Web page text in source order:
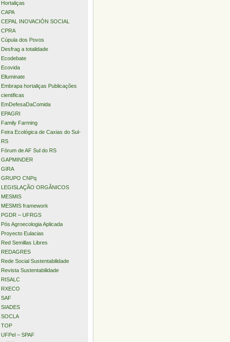
Hortaliças
CAPA
CEPAL INOVACIÓN SOCIAL
CPRA
Cúpula dos Povos
Desfrag a totalidade
Ecodebate
Ecovida
Elluminate
Embrapa hortaliças Publicações
cientificas
EmDefesaDaComida
EPAGRI
Family Farming
Feira Ecológica de Caxias do Sul-
RS
Fórum de AF Sul do RS
GAPMINDER
GIRA
GRUPO CNPq
LEGISLAÇÃO ORGÂNICOS
MESMIS
MESMIS framework
PGDR – UFRGS
Pós Agroecologia Aplicada
Proyecto Eulacias
Red Semillas Libres
REDAGRES
Rede Social Sustentabilidade
Revista Sustentabilidade
RISALC
RXECO
SAF
SIADES
SOCLA
TOP
UFPel – SPAF